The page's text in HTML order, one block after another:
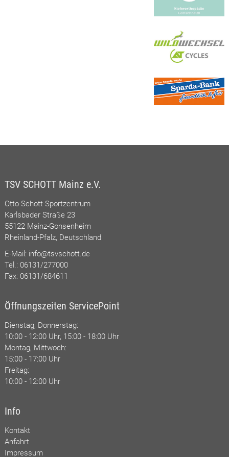
TSV SCHOTT Mainz e.V.
Otto-Schott-Sportzentrum
Karlsbader Straße 23
55122 Mainz-Gonsenheim
Rheinland-Pfalz, Deutschland
E-Mail: info@tsvschott.de
Tel.: 06131/277000
Fax: 06131/684611
Öffnungszeiten ServicePoint
Dienstag, Donnerstag:
10:00 - 12:00 Uhr, 15:00 - 18:00 Uhr
Montag, Mittwoch:
15:00 - 17:00 Uhr
Freitag:
10:00 - 12:00 Uhr
Info
Kontakt
Anfahrt
Impressum